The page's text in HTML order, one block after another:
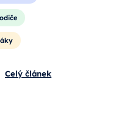
Celý článek